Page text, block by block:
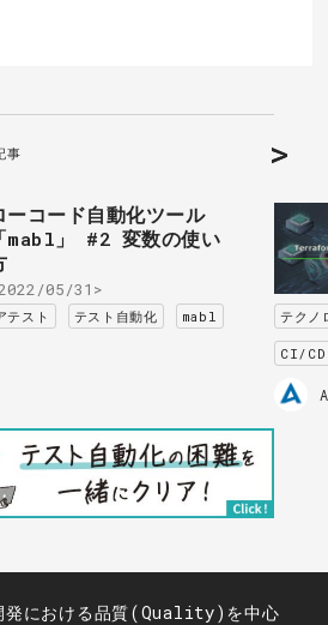
事
ーコード自動化ツール
「mabl」 #2 変数の使い
05/31>
テスト テスト自動化 mabl テクノ
CI/CD
における品質(Quality)を中心